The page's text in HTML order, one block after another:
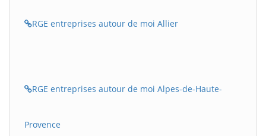
RGE entreprises autour de moi Allier
RGE entreprises autour de moi Alpes-de-Haute-
Provence